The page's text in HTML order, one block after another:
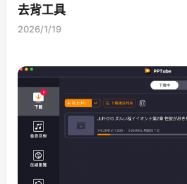
去背工具
2026/1/19